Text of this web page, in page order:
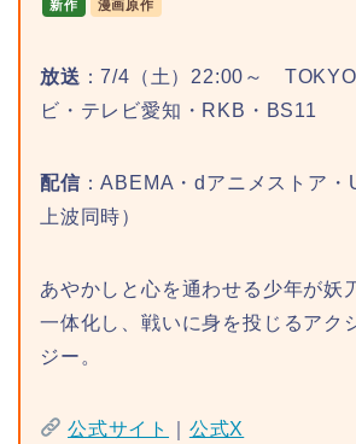
新作 漫画原作
放送 ：7/4（土）22:00～
ビ・テレビ愛知・RKB・BS11
配信 ：ABEMA・dアニメストア
上波同時）
あやかしと心を通わせる少年が妖
一体化し、戦いに身を投じるアク
ジー。
公式サイト 公式X